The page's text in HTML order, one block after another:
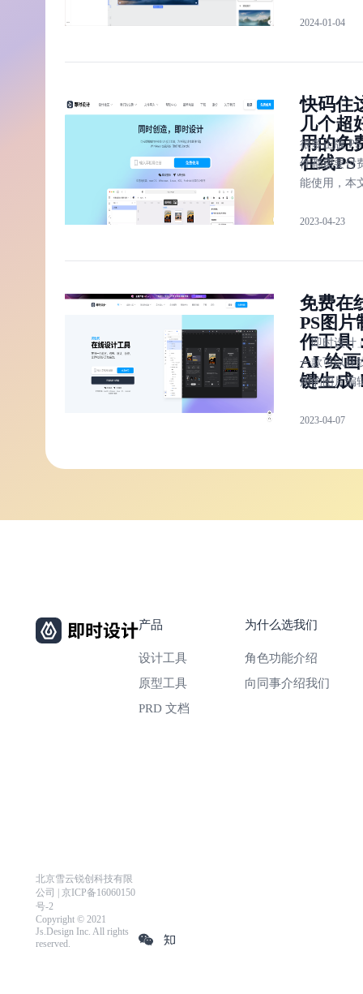
致给出好评
计、
Remove.bg和
2024-01-04
快码住
几个超
用的免
在线PS
很多正版
件都需要付
能使用，本
线 PS 软件
线、
Pixlr，随时
都可以在线
设计。
2023-04-23
免费在
PS图片
作工具
AI 绘
键生成
「即时设计
一款可以在
用的图片编
Skecth，XD
将创意一键
2023-04-07
北京雪云锐创科技有限
公司 | 京ICP备16060150
号-2
Copyright © 2021
Js.Design Inc. All rights
reserved.
产品
设计工具
原型工具
PRD 文档
为什么选我们
角色功能介绍
向同事介绍我们